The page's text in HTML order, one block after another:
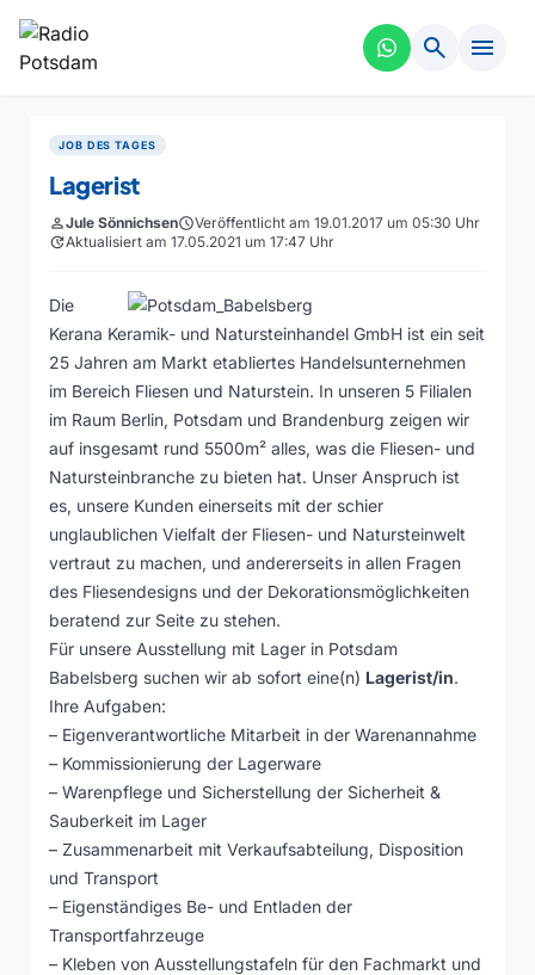
search menu
JOB DES TAGES
Lagerist
personJule SönnichsenscheduleVeröffentlicht am 19.01.2017 um 05:30 Uhr
updateAktualisiert am 17.05.2021 um 17:47 Uhr
Die
Kerana Keramik- und Natursteinhandel GmbH ist ein seit
25 Jahren am Markt etabliertes Handelsunternehmen
im Bereich Fliesen und Naturstein. In unseren 5 Filialen
im Raum Berlin, Potsdam und Brandenburg zeigen wir
auf insgesamt rund 5500m² alles, was die Fliesen- und
Natursteinbranche zu bieten hat. Unser Anspruch ist
es, unsere Kunden einerseits mit der schier
unglaublichen Vielfalt der Fliesen- und Natursteinwelt
vertraut zu machen, und andererseits in allen Fragen
des Fliesendesigns und der Dekorationsmöglichkeiten
beratend zur Seite zu stehen.
Für unsere Ausstellung mit Lager in Potsdam
Babelsberg suchen wir ab sofort eine(n) Lagerist/in.
Ihre Aufgaben:
– Eigenverantwortliche Mitarbeit in der Warenannahme
– Kommissionierung der Lagerware
– Warenpflege und Sicherstellung der Sicherheit &
Sauberkeit im Lager
– Zusammenarbeit mit Verkaufsabteilung, Disposition
und Transport
– Eigenständiges Be- und Entladen der
Transportfahrzeuge
– Kleben von Ausstellungstafeln für den Fachmarkt und